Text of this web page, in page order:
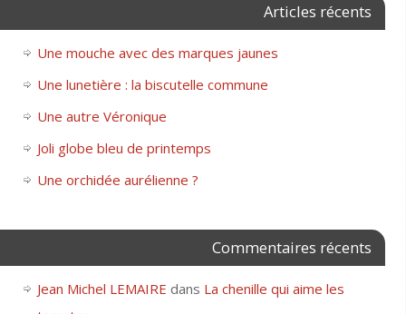
Articles récents
Une mouche avec des marques jaunes
Une lunetière : la biscutelle commune
Une autre Véronique
Joli globe bleu de printemps
Une orchidée aurélienne ?
Commentaires récents
Jean Michel LEMAIRE dans La chenille qui aime les